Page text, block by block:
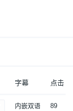
字幕 点击
内嵌双语 89